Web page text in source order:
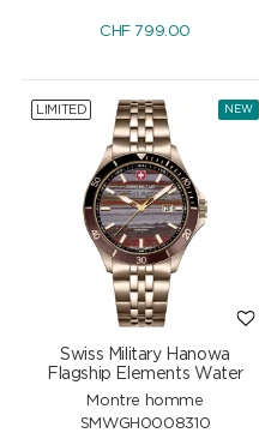
CHF799.00
NEW
LIMITED
Swiss Military Hanowa
Flagship Elements Water
Montre homme
SMWGH0008310